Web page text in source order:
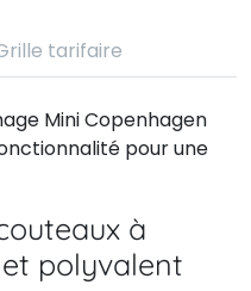
tarifaire
Mini Copenhagen
pour une
à
polyvalent